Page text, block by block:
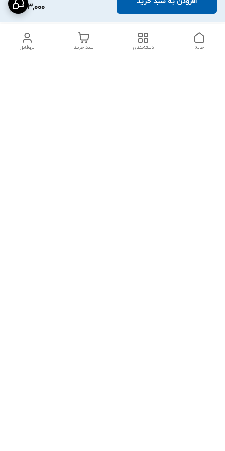
413,000
پروفایل سبد خرید دسته‌بندی خانه